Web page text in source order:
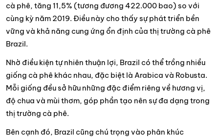
cà phê, tăng 11,5% (tương đương 422.000 bao) so với
cùng kỳ năm 2019. Điều này cho thấy sự phát triển bền
vững và khả năng cung ứng ổn định của thị trường cà phê
Brazil.
Nhờ điều kiện tự nhiên thuận lợi, Brazil có thể trồng nhiều
giống cà phê khác nhau, đặc biệt là Arabica và Robusta.
Mỗi giống đều sở hữu những đặc điểm riêng về hương vị,
độ chua và mùi thơm, góp phần tạo nên sự đa dạng trong
thị trường cà phê.
Bên cạnh đó, Brazil cũng chú trọng vào phân khúc